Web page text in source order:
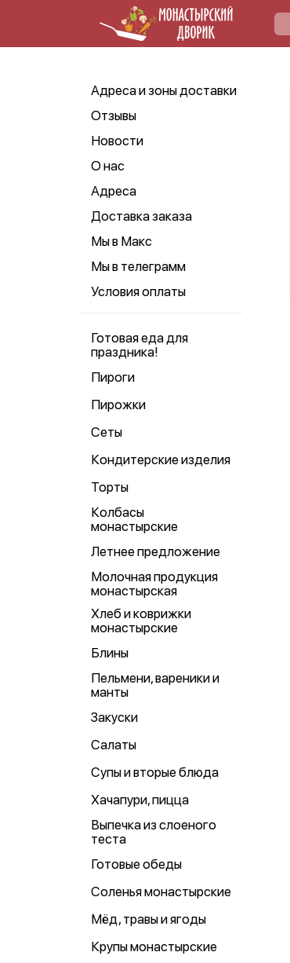
Адреса и зоны доставки
Отзывы
Новости
О нас
Адреса
Доставка заказа
Мы в Макс
Мы в телеграмм
Условия оплаты
Готовая еда для
праздника!
Пироги
Пирожки
Сеты
Кондитерские изделия
Торты
Колбасы
монастырские
Летнее предложение
Молочная продукция
монастырская
Хлеб и коврижки
монастырские
Блины
Пельмени, вареники и
манты
Закуски
Салаты
Супы и вторые блюда
Хачапури, пицца
Выпечка из слоеного
теста
Готовые обеды
Соленья монастырские
Мёд, травы и ягоды
Крупы монастырские